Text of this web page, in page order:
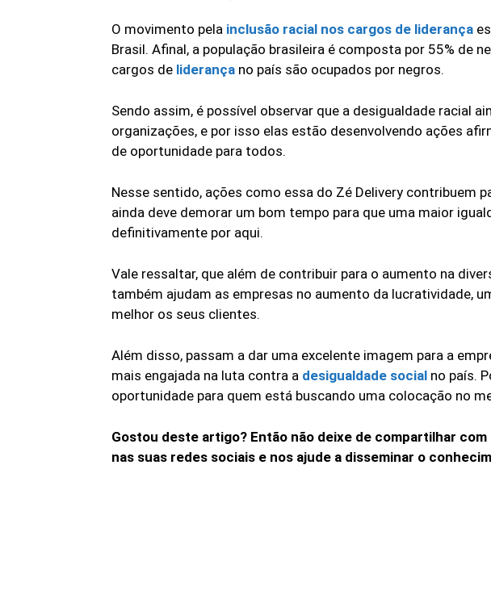
O movimento pela inclusão racial nos cargos de liderança
Brasil. Afinal, a população brasileira é composta por 55% de
cargos de liderança no país são ocupados por negros.
Sendo assim, é possível observar que a desigualdade racial
organizações, e por isso elas estão desenvolvendo ações
de oportunidade para todos.
Nesse sentido, ações como essa do Zé Delivery contribuem
ainda deve demorar um bom tempo para que uma maior
definitivamente por aqui.
Vale ressaltar, que além de contribuir para o aumento na
também ajudam as empresas no aumento da lucratividade,
melhor os seus clientes.
Além disso, passam a dar uma excelente imagem para a
mais engajada na luta contra a desigualdade social no país.
oportunidade para quem está buscando uma colocação no
Gostou deste artigo? Então não deixe de compartilhar
nas suas redes sociais e nos ajude a disseminar o